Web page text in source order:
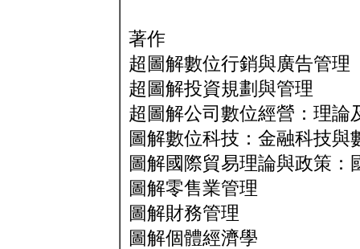
著作
超圖解數位行銷與廣告管理
超圖解投資規劃與管理
超圖解公司數位經營：理論
圖解數位科技：金融科技與
圖解國際貿易理論與政策：
圖解零售業管理
圖解財務管理
圖解個體經濟學